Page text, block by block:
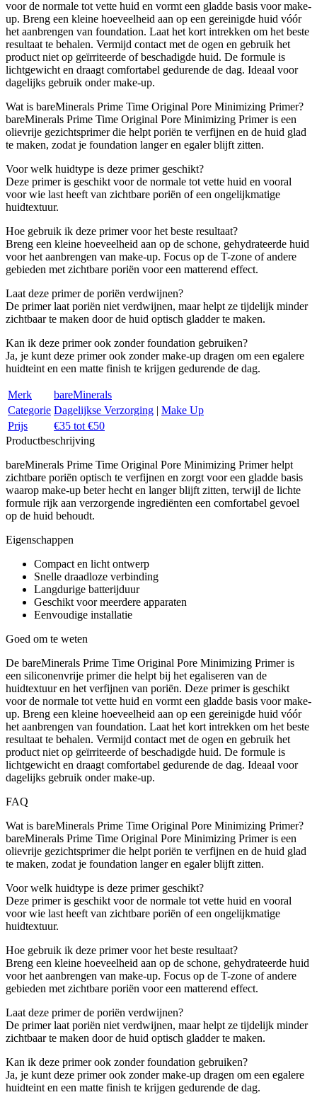
voor de normale tot vette huid en vormt een gladde basis voor make-
up. Breng een kleine hoeveelheid aan op een gereinigde huid vóór
het aanbrengen van foundation. Laat het kort intrekken om het beste
resultaat te behalen. Vermijd contact met de ogen en gebruik het
product niet op geïrriteerde of beschadigde huid. De formule is
lichtgewicht en draagt comfortabel gedurende de dag. Ideaal voor
dagelijks gebruik onder make-up.
Wat is bareMinerals Prime Time Original Pore Minimizing Primer?
bareMinerals Prime Time Original Pore Minimizing Primer is een
olievrije gezichtsprimer die helpt poriën te verfijnen en de huid glad
te maken, zodat je foundation langer en egaler blijft zitten.
Voor welk huidtype is deze primer geschikt?
Deze primer is geschikt voor de normale tot vette huid en vooral
voor wie last heeft van zichtbare poriën of een ongelijkmatige
huidtextuur.
Hoe gebruik ik deze primer voor het beste resultaat?
Breng een kleine hoeveelheid aan op de schone, gehydrateerde huid
voor het aanbrengen van make-up. Focus op de T-zone of andere
gebieden met zichtbare poriën voor een matterend effect.
Laat deze primer de poriën verdwijnen?
De primer laat poriën niet verdwijnen, maar helpt ze tijdelijk minder
zichtbaar te maken door de huid optisch gladder te maken.
Kan ik deze primer ook zonder foundation gebruiken?
Ja, je kunt deze primer ook zonder make-up dragen om een egalere
huidteint en een matte finish te krijgen gedurende de dag.
Merk
bareMinerals
Categorie Dagelijkse Verzorging | Make Up
Prijs
€35 tot €50
Productbeschrijving
bareMinerals Prime Time Original Pore Minimizing Primer helpt
zichtbare poriën optisch te verfijnen en zorgt voor een gladde basis
waarop make-up beter hecht en langer blijft zitten, terwijl de lichte
formule rijk aan verzorgende ingrediënten een comfortabel gevoel
op de huid behoudt.
Eigenschappen
Compact en licht ontwerp
Snelle draadloze verbinding
Langdurige batterijduur
Geschikt voor meerdere apparaten
Eenvoudige installatie
Goed om te weten
De bareMinerals Prime Time Original Pore Minimizing Primer is
een siliconenvrije primer die helpt bij het egaliseren van de
huidtextuur en het verfijnen van poriën. Deze primer is geschikt
voor de normale tot vette huid en vormt een gladde basis voor make-
up. Breng een kleine hoeveelheid aan op een gereinigde huid vóór
het aanbrengen van foundation. Laat het kort intrekken om het beste
resultaat te behalen. Vermijd contact met de ogen en gebruik het
product niet op geïrriteerde of beschadigde huid. De formule is
lichtgewicht en draagt comfortabel gedurende de dag. Ideaal voor
dagelijks gebruik onder make-up.
FAQ
Wat is bareMinerals Prime Time Original Pore Minimizing Primer?
bareMinerals Prime Time Original Pore Minimizing Primer is een
olievrije gezichtsprimer die helpt poriën te verfijnen en de huid glad
te maken, zodat je foundation langer en egaler blijft zitten.
Voor welk huidtype is deze primer geschikt?
Deze primer is geschikt voor de normale tot vette huid en vooral
voor wie last heeft van zichtbare poriën of een ongelijkmatige
huidtextuur.
Hoe gebruik ik deze primer voor het beste resultaat?
Breng een kleine hoeveelheid aan op de schone, gehydrateerde huid
voor het aanbrengen van make-up. Focus op de T-zone of andere
gebieden met zichtbare poriën voor een matterend effect.
Laat deze primer de poriën verdwijnen?
De primer laat poriën niet verdwijnen, maar helpt ze tijdelijk minder
zichtbaar te maken door de huid optisch gladder te maken.
Kan ik deze primer ook zonder foundation gebruiken?
Ja, je kunt deze primer ook zonder make-up dragen om een egalere
huidteint en een matte finish te krijgen gedurende de dag.